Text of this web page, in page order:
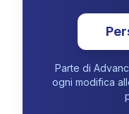
Parte di
ogni modifica